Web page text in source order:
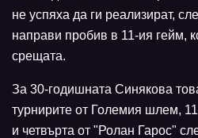
не успяха да ги реализират,
направи пробив в 11-ия гейм,
срещата.
За 30-годишната Синякова
турнирите от Големия шлем,
и четвърта от "Ролан Гарос"